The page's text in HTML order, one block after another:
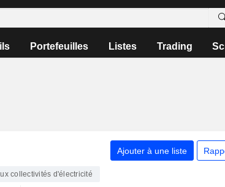
Portefeuilles Listes Trading
Ajouter à une liste
collectivités d'électricité